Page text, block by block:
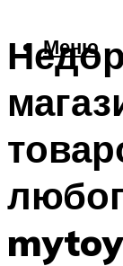
Меню